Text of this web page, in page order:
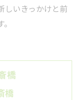
しいきっかけと前
橋